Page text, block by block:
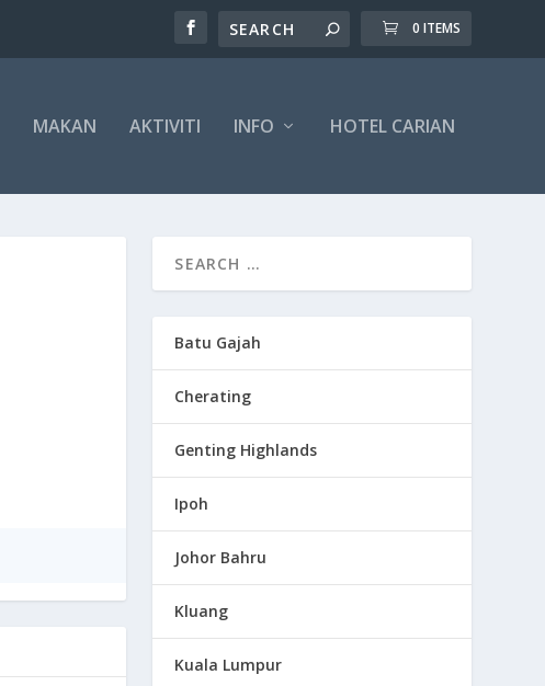
0 ITEMS
MAKAN AKTIVITI INFO HOTEL CARIAN
Batu Gajah
Cherating
Genting Highlands
Ipoh
Johor Bahru
Kluang
Kuala Lumpur